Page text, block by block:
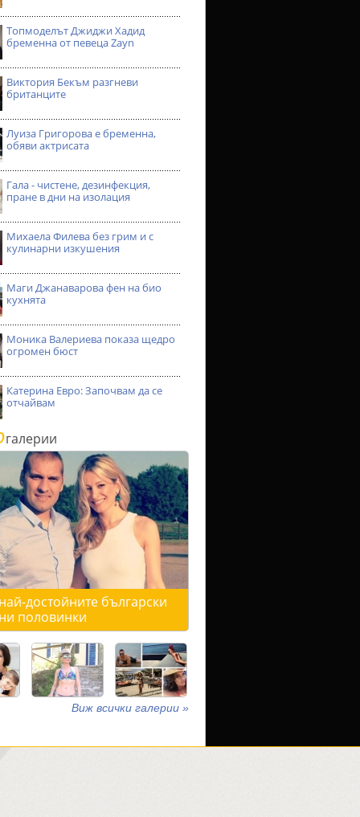
Топмоделът Джиджи Хадид
бременна от певеца Zayn
Виктория Бекъм разгневи
британците
Луиза Григорова е бременна,
обяви актрисата
Гала - чистене, дезинфекция,
пране в дни на изолация
Михаела Филева без грим и с
кулинарни изкушения
Маги Джанаварова фен на био
кухнята
Моника Валериева показа щедро
огромен бюст
Катерина Евро: Започвам да се
отчайвам
галерии
достойните български
половинки
Виж всички галерии »